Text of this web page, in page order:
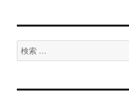
検
索
象: